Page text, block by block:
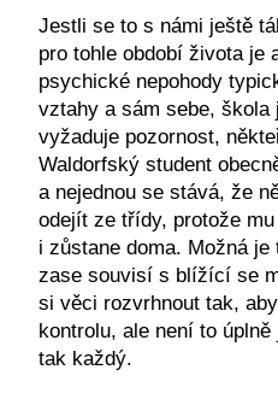
Jestli se to s námi ještě
pro tohle období života je
psychické nepohody
vztahy a sám sebe, škola
vyžaduje pozornost,
Waldorfský student
a nejednou se stává, že
odejít ze třídy, protože
i zůstane doma. Možná
zase souvisí s blížící se
si věci rozvrhnout tak,
kontrolu, ale není to
tak každý.